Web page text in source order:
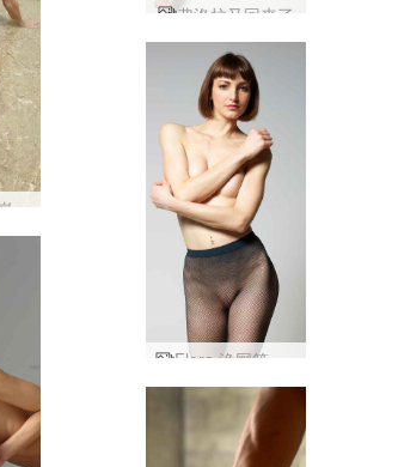
弗洛拉又回来了